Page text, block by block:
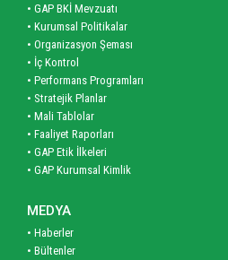
• GAP BKİ Mevzuatı
• Kurumsal Politikalar
• Organizasyon Şeması
• İç Kontrol
• Performans Programları
• Stratejik Planlar
• Mali Tablolar
• Faaliyet Raporları
• GAP Etik İlkeleri
• GAP Kurumsal Kimlik
MEDYA
• Haberler
• Bültenler